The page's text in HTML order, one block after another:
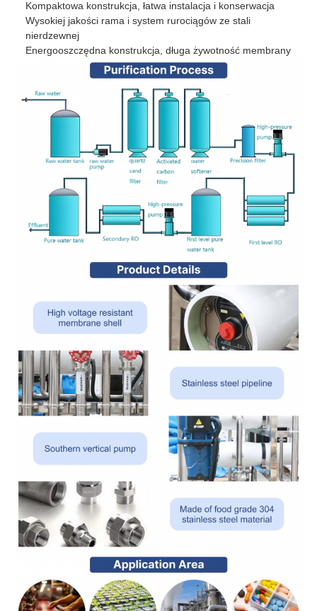
Kompaktowa konstrukcja, łatwa instalacja i konserwacja
Wysokiej jakości rama i system rurociągów ze stali
nierdzewnej
Energooszczędna konstrukcja, długa żywotność membrany